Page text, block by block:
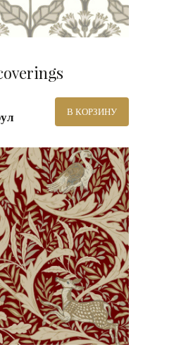
В КОРЗИНУ